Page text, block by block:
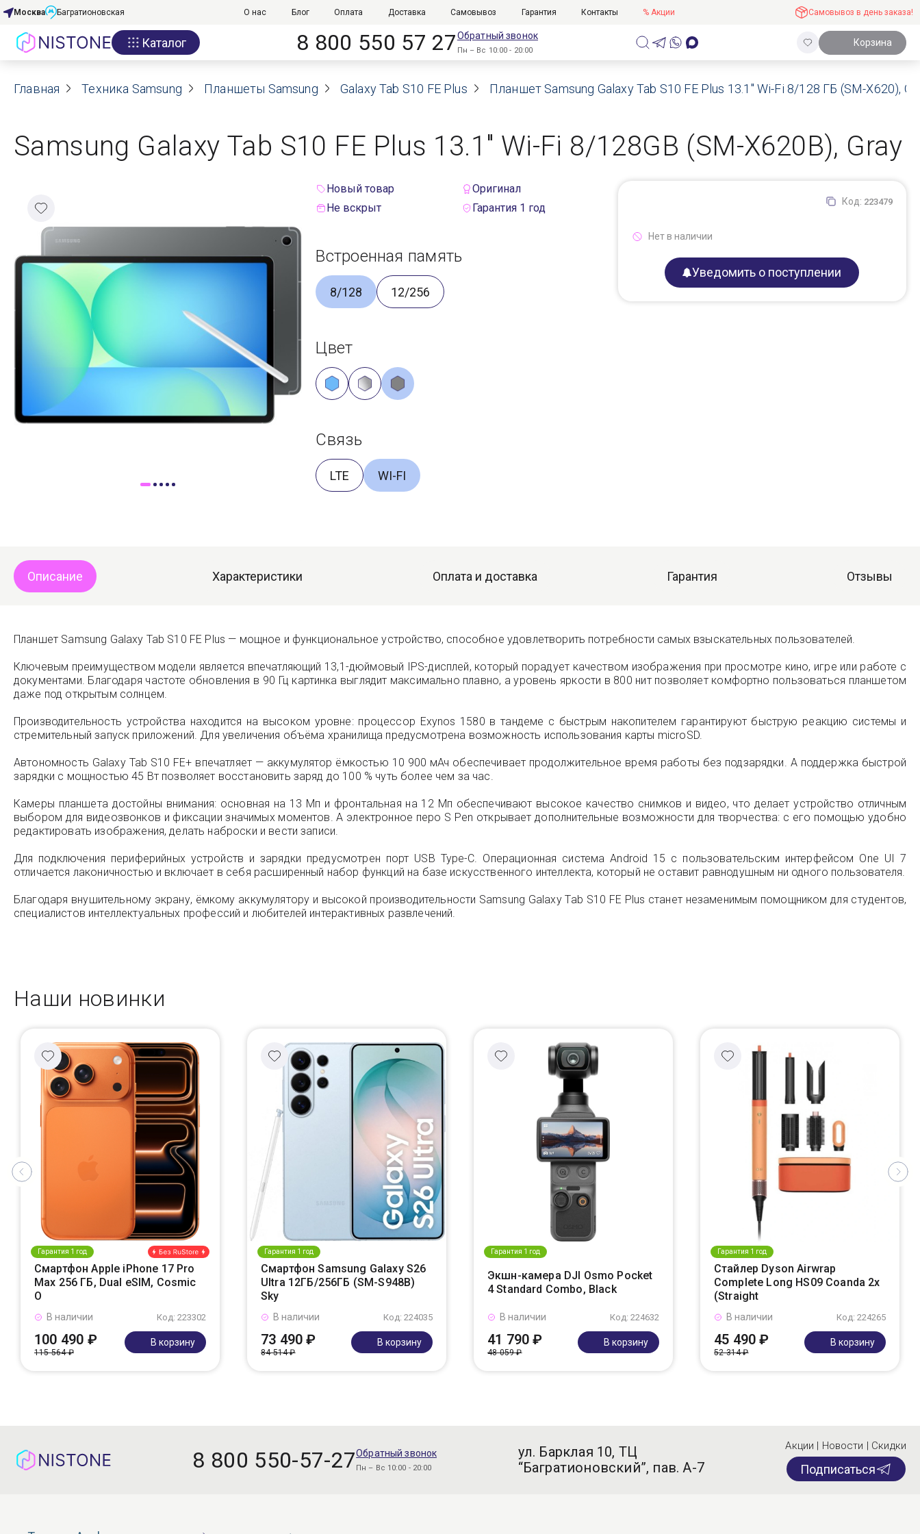
Акции
О нас
Договор оферты
Гарантия
Оплата
Доставка
Самовывоз
Trade-In
Москва Багратионовская О нас Блог Оплата Доставка Самовывоз Гарантия Контакты % Акции Самовывоз в день заказа!
Каталог 8 800 550 57 27Обратный звонок
Пн – Вс 10:00 - 20:00
Корзина
Главная Техника Samsung Планшеты Samsung Galaxy Tab S10 FE Plus Планшет Samsung Galaxy Tab S10 FE Plus 13.1" Wi-Fi 8/128 ГБ (SM-X620),
Samsung Galaxy Tab S10 FE Plus 13.1" Wi-Fi 8/128GB (SM-X620B), Gray
Новый товар
Оригинал
Не вскрыт
Гарантия 1 год
Встроенная память
8/128 12/256
Цвет
Связь
LTE WI-FI
Код: 223479
Нет в наличии
Уведомить о поступлении
Описание Характеристики Оплата и доставка Гарантия Отзывы
Планшет Samsung Galaxy Tab S10 FE Plus — мощное и функциональное устройство, способное удовлетворить потребности самых взыскательных пользователей.
Ключевым преимуществом модели является впечатляющий 13,1-дюймовый IPS-дисплей, который порадует качеством изображения при просмотре кино, игре или работе с
документами. Благодаря частоте обновления в 90 Гц картинка выглядит максимально плавно, а уровень яркости в 800 нит позволяет комфортно пользоваться планшетом
даже под открытым солнцем.
Производительность устройства находится на высоком уровне: процессор Exynos 1580 в тандеме с быстрым накопителем гарантируют быструю реакцию системы и
стремительный запуск приложений. Для увеличения объёма хранилища предусмотрена возможность использования карты microSD.
Автономность Galaxy Tab S10 FE+ впечатляет — аккумулятор ёмкостью 10 900 мАч обеспечивает продолжительное время работы без подзарядки. А поддержка быстрой
зарядки с мощностью 45 Вт позволяет восстановить заряд до 100 % чуть более чем за час.
Камеры планшета достойны внимания: основная на 13 Мп и фронтальная на 12 Мп обеспечивают высокое качество снимков и видео, что делает устройство отличным
выбором для видеозвонков и фиксации значимых моментов. А электронное перо S Pen открывает дополнительные возможности для творчества: с его помощью удобно
редактировать изображения, делать наброски и вести записи.
Для подключения периферийных устройств и зарядки предусмотрен порт USB Type-C. Операционная система Android 15 с пользовательским интерфейсом One UI 7
отличается лаконичностью и включает в себя расширенный набор функций на базе искусственного интеллекта, который не оставит равнодушным ни одного пользователя.
Благодаря внушительному экрану, ёмкому аккумулятору и высокой производительности Samsung Galaxy Tab S10 FE Plus станет незаменимым помощником для студентов,
специалистов интеллектуальных профессий и любителей интерактивных развлечений.
Наши новинки
Гарантия 1 год
Смартфон Apple iPhone 17 Pro
Max 256 ГБ, Dual eSIM, Cosmic
O
Код: 223302
В наличии
100 490 ₽
115 564 ₽
В корзину
Гарантия 1 год
Смартфон Samsung Galaxy S26
Ultra 12ГБ/256ГБ (SM-S948B)
Sky
Код: 224035
В наличии
73 490 ₽
84 514 ₽
В корзину
Гарантия 1 год
Экшн-камера DJI Osmo Pocket
4 Standard Combo, Black
Код: 224632
В наличии
41 790 ₽
48 059 ₽
В корзину
Гарантия 1 год
Стайлер Dyson Airwrap
Complete Long HS09 Coanda 2x
(Straight
Код: 224265
В наличии
45 490 ₽
52 314 ₽
В корзину
8 800 550-57-27Обратный звонок
Пн – Вс 10:00 - 20:00
ул. Барклая 10, ТЦ
“Багратионовский”, пав. А-7
Акции | Новости | Скидки
Подписаться